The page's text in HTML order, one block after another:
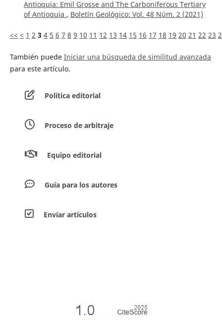
Antioquia: Emil Grosse and The Carboniferous Tertiary
of Antioquia , Boletín Geológico: Vol. 48 Núm. 2 (2021)
<< < 1 2 3 4 5 6 7 8 9 10 11 12 13 14 15 16 17 18 19 20 21 22 23
También puede Iniciar una búsqueda de similitud avanzada
para este artículo.
Política editorial
Proceso de arbitraje
Equipo editorial
Guía para los autores
Envíar artículos